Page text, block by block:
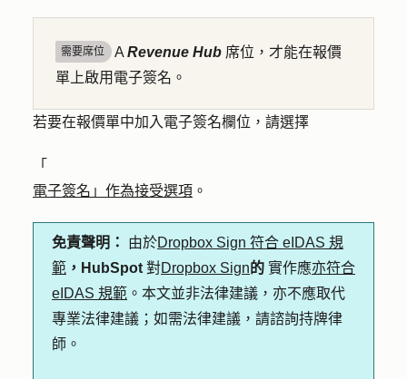
需要席位 A Revenue Hub 席位，才能在報價
單上啟用電子簽名。
若要在報價單中加入電子簽名欄位，請選擇
「
電子簽名」作為接受選項 。
免責聲明： 由於Dropbox Sign 符合 eIDAS 規
範 ，HubSpot 對Dropbox Sign的 實作應亦符合
eIDAS 規範 。本文並非法律建議，亦不應取代
專業法律建議；如需法律建議，請諮詢持牌律
師。